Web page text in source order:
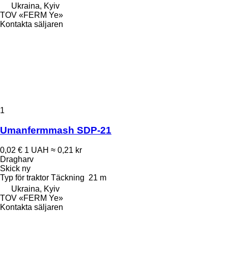
Ukraina, Kyiv
TOV «FERM Ye»
Kontakta säljaren
1
Umanfermmash SDP-21
0,02 € 1 UAH ≈ 0,21 kr
Dragharv
Skick ny
Typ för traktor Täckning 21 m
Ukraina, Kyiv
TOV «FERM Ye»
Kontakta säljaren